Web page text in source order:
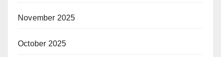
November 2025
October 2025